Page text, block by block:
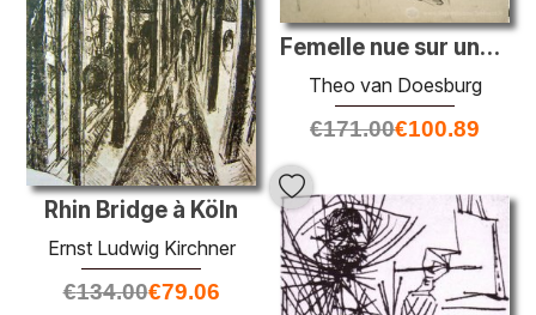
Femelle nue sur une chaise
Theo van Doesburg
€171.00€100.89
Rhin Bridge à Köln
Ernst Ludwig Kirchner
€134.00€79.06